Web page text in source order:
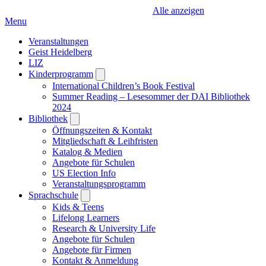
Alle anzeigen
Menu
Veranstaltungen
Geist Heidelberg
LIZ
Kinderprogramm
submenu
International Children’s Book Festival
Summer Reading – Lesesommer der DAI Bibliothek
2024
Bibliothek
submenu
Öffnungszeiten & Kontakt
Mitgliedschaft & Leihfristen
Katalog & Medien
Angebote für Schulen
US Election Info
Veranstaltungsprogramm
Sprachschule
submenu
Kids & Teens
Lifelong Learners
Research & University Life
Angebote für Schulen
Angebote für Firmen
Kontakt & Anmeldung